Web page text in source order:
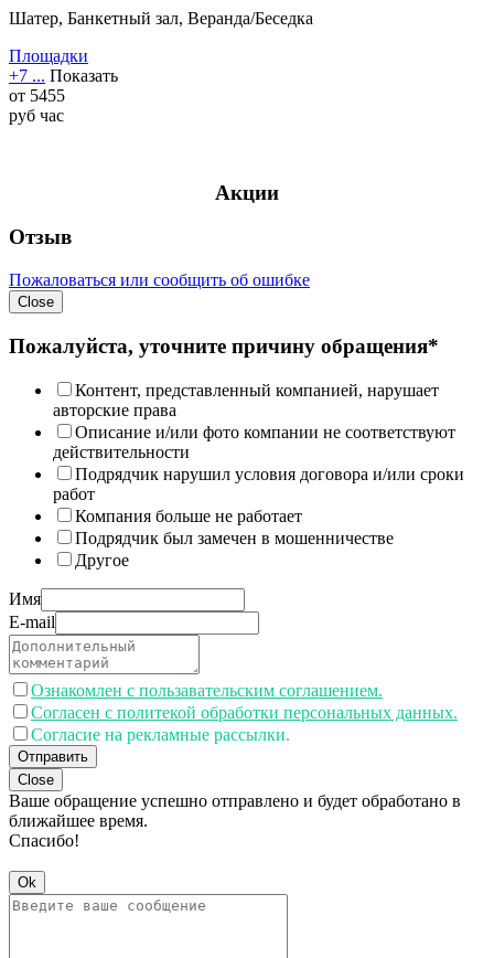
Шатер, Банкетный зал, Веранда/Беседка
Площадки
+7 ... Показать
от 5455
руб час
Акции
Отзыв
Пожаловаться или сообщить об ошибке
Close
Пожалуйста, уточните причину обращения*
Контент, представленный компанией, нарушает
авторские права
Описание и/или фото компании не соответствуют
действительности
Подрядчик нарушил условия договора и/или сроки
работ
Компания больше не работает
Подрядчик был замечен в мошенничестве
Другое
Имя
E-mail
Ознакомлен с пользавательским соглашением.
Согласен с политекой обработки персональных данных.
Согласие на рекламные рассылки.
Отправить
Close
Ваше обращение успешно отправлено и будет обработано в
ближайшее время.
Спасибо!
Ok